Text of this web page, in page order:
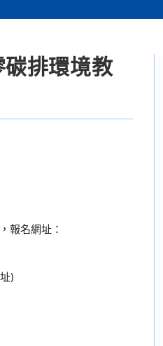
排環境教
報名網址：
)